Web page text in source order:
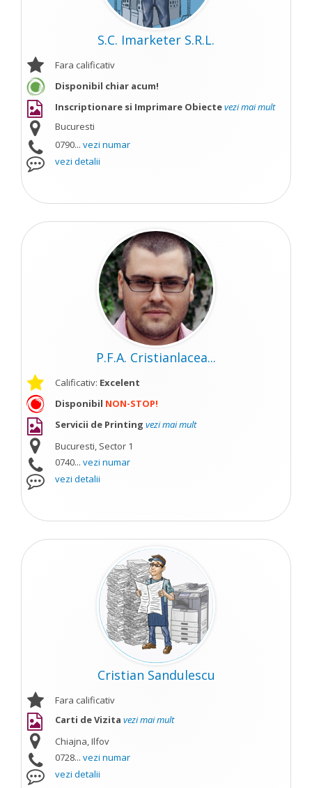
S.C. Imarketer S.R.L.
Fara calificativ
Disponibil chiar acum!
Inscriptionare si Imprimare Obiectevezi mai mult
Bucuresti
0790... vezi numar
vezi detalii
P.F.A. Cristianlacea...
Calificativ: Excelent
Disponibil NON-STOP!
Servicii de Printing vezi mai mult
Bucuresti, Sector 1
0740... vezi numar
vezi detalii
Cristian Sandulescu
Fara calificativ
Carti de Vizita vezi mai mult
Chiajna, Ilfov
0728... vezi numar
vezi detalii